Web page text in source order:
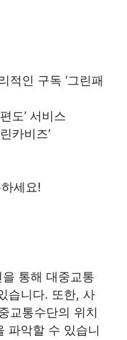
적인 구독 ‘그린패
도’ 서비스
카비즈’
세요!
통해 대중교통
습니다. 또한, 사
교통수단의 위치
파악할 수 있습니